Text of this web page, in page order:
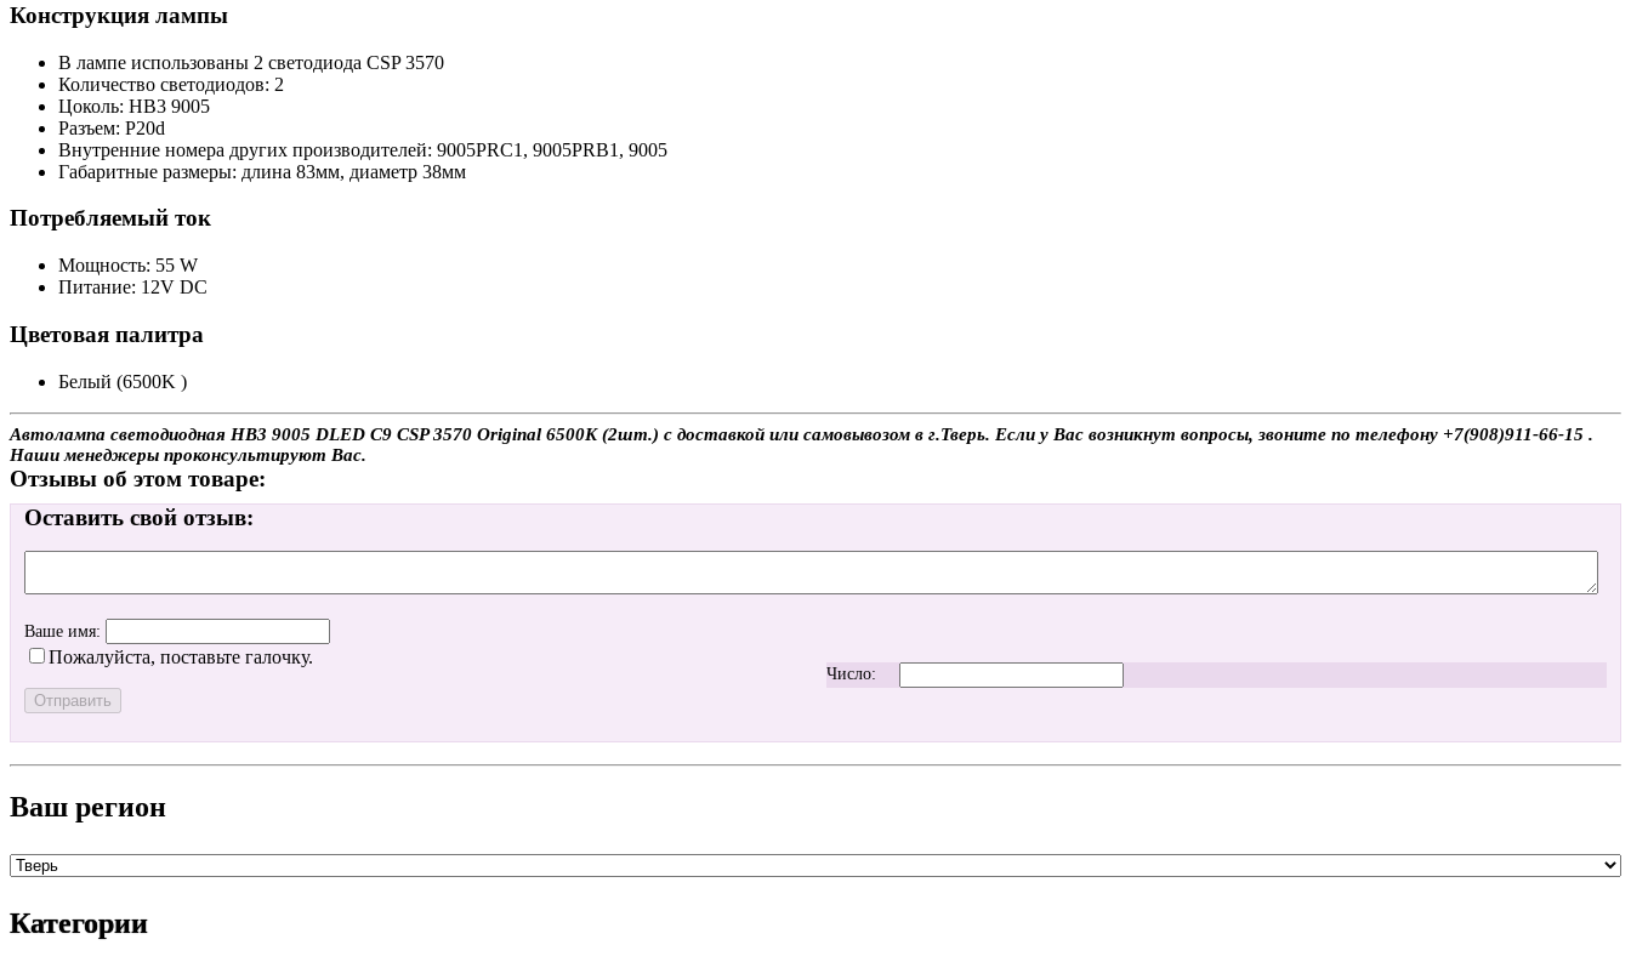
Конструкция лампы
В лампе использованы 2 светодиода CSP 3570
Количество светодиодов: 2
Цоколь: HB3 9005
Разъем: P20d
Внутренние номера других производителей: 9005PRC1, 9005PRB1, 9005
Габаритные размеры: длина 83мм, диаметр 38мм
Потребляемый ток
Мощность: 55 W
Питание: 12V DC
Цветовая палитра
Белый (6500K )
Автолампа светодиодная HB3 9005 DLED C9 CSP 3570 Original 6500K (2шт.) с доставкой или самовывозом в г.Тверь. Если у Вас возникнут вопросы, звоните по телефону +7(908)911-66-15 .
Наши менеджеры проконсультируют Вас.
Отзывы об этом товаре:
Оставить свой отзыв:
Ваше имя:
Пожалуйста, поставьте галочку.
Число:
Ваш регион
Категории